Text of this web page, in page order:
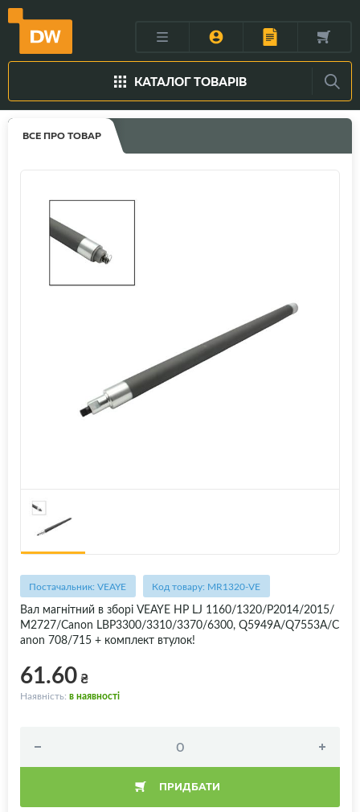
КАТАЛОГ ТОВАРІВ
ВСЕ ПРО ТОВАР
Постачальник: VEAYE Код товару: MR1320-VE
Вал магнітний в зборі VEAYE HP LJ 1160/1320/P2014/2015/
M2727/Canon LBP3300/3310/3370/6300, Q5949A/Q7553A/C
anon 708/715 + комплект втулок!
61.60₴
Наявність: в наявності
ПРИДБАТИ